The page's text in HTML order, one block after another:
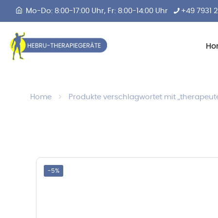
Mo-Do: 8:00-17:00 Uhr, Fr: 8:00-14:00 Uhr +49 7931
Home Produkte verschlagwortet mit
-5%